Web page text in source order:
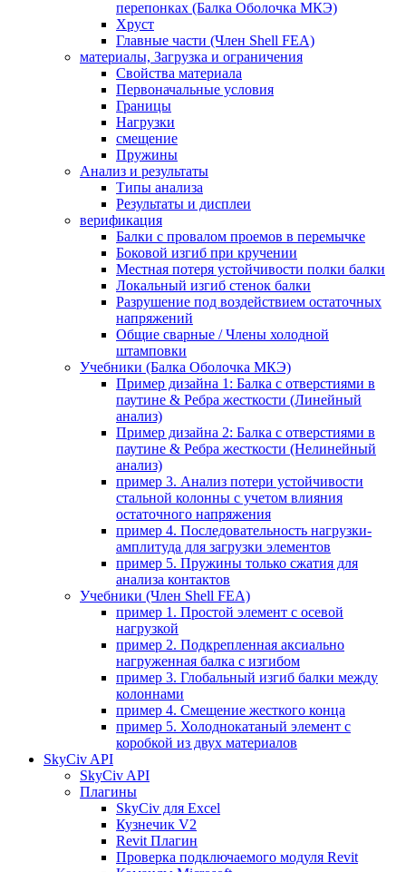
перепонках (Балка Оболочка МКЭ)
Хруст
Главные части (Член Shell FEA)
материалы, Загрузка и ограничения
Свойства материала
Первоначальные условия
Границы
Нагрузки
смещение
Пружины
Анализ и результаты
Типы анализа
Результаты и дисплеи
верификация
Балки с провалом проемов в перемычке
Боковой изгиб при кручении
Местная потеря устойчивости полки балки
Локальный изгиб стенок балки
Разрушение под воздействием остаточных
напряжений
Общие сварные / Члены холодной
штамповки
Учебники (Балка Оболочка МКЭ)
Пример дизайна 1: Балка с отверстиями в
паутине & Ребра жесткости (Линейный
анализ)
Пример дизайна 2: Балка с отверстиями в
паутине & Ребра жесткости (Нелинейный
анализ)
пример 3. Анализ потери устойчивости
стальной колонны с учетом влияния
остаточного напряжения
пример 4. Последовательность нагрузки-
амплитуда для загрузки элементов
пример 5. Пружины только сжатия для
анализа контактов
Учебники (Член Shell FEA)
пример 1. Простой элемент с осевой
нагрузкой
пример 2. Подкрепленная аксиально
нагруженная балка с изгибом
пример 3. Глобальный изгиб балки между
колоннами
пример 4. Смещение жесткого конца
пример 5. Холоднокатаный элемент с
коробкой из двух материалов
SkyCiv API
SkyCiv API
Плагины
SkyCiv для Excel
Кузнечик V2
Revit Плагин
Проверка подключаемого модуля Revit